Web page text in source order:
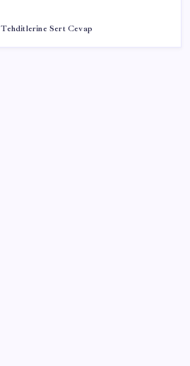
Tehditlerine Sert Cevap